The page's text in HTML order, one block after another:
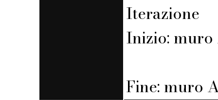
Iterazione
Inizio: muro
Fine: muro